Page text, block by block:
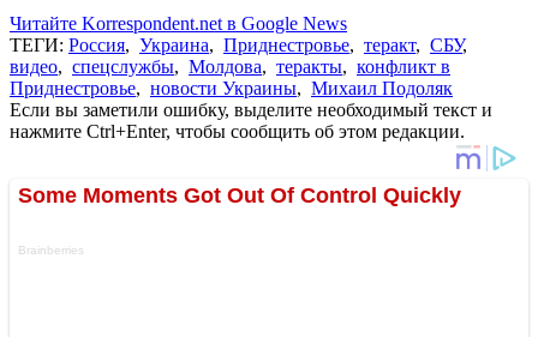
Читайте Korrespondent.net в Google News
ТЕГИ: Россия, Украина, Приднестровье, теракт, СБУ,
видео, спецслужбы, Молдова, теракты, конфликт в
Приднестровье, новости Украины, Михаил Подоляк
Если вы заметили ошибку, выделите необходимый текст и
нажмите Ctrl+Enter, чтобы сообщить об этом редакции.